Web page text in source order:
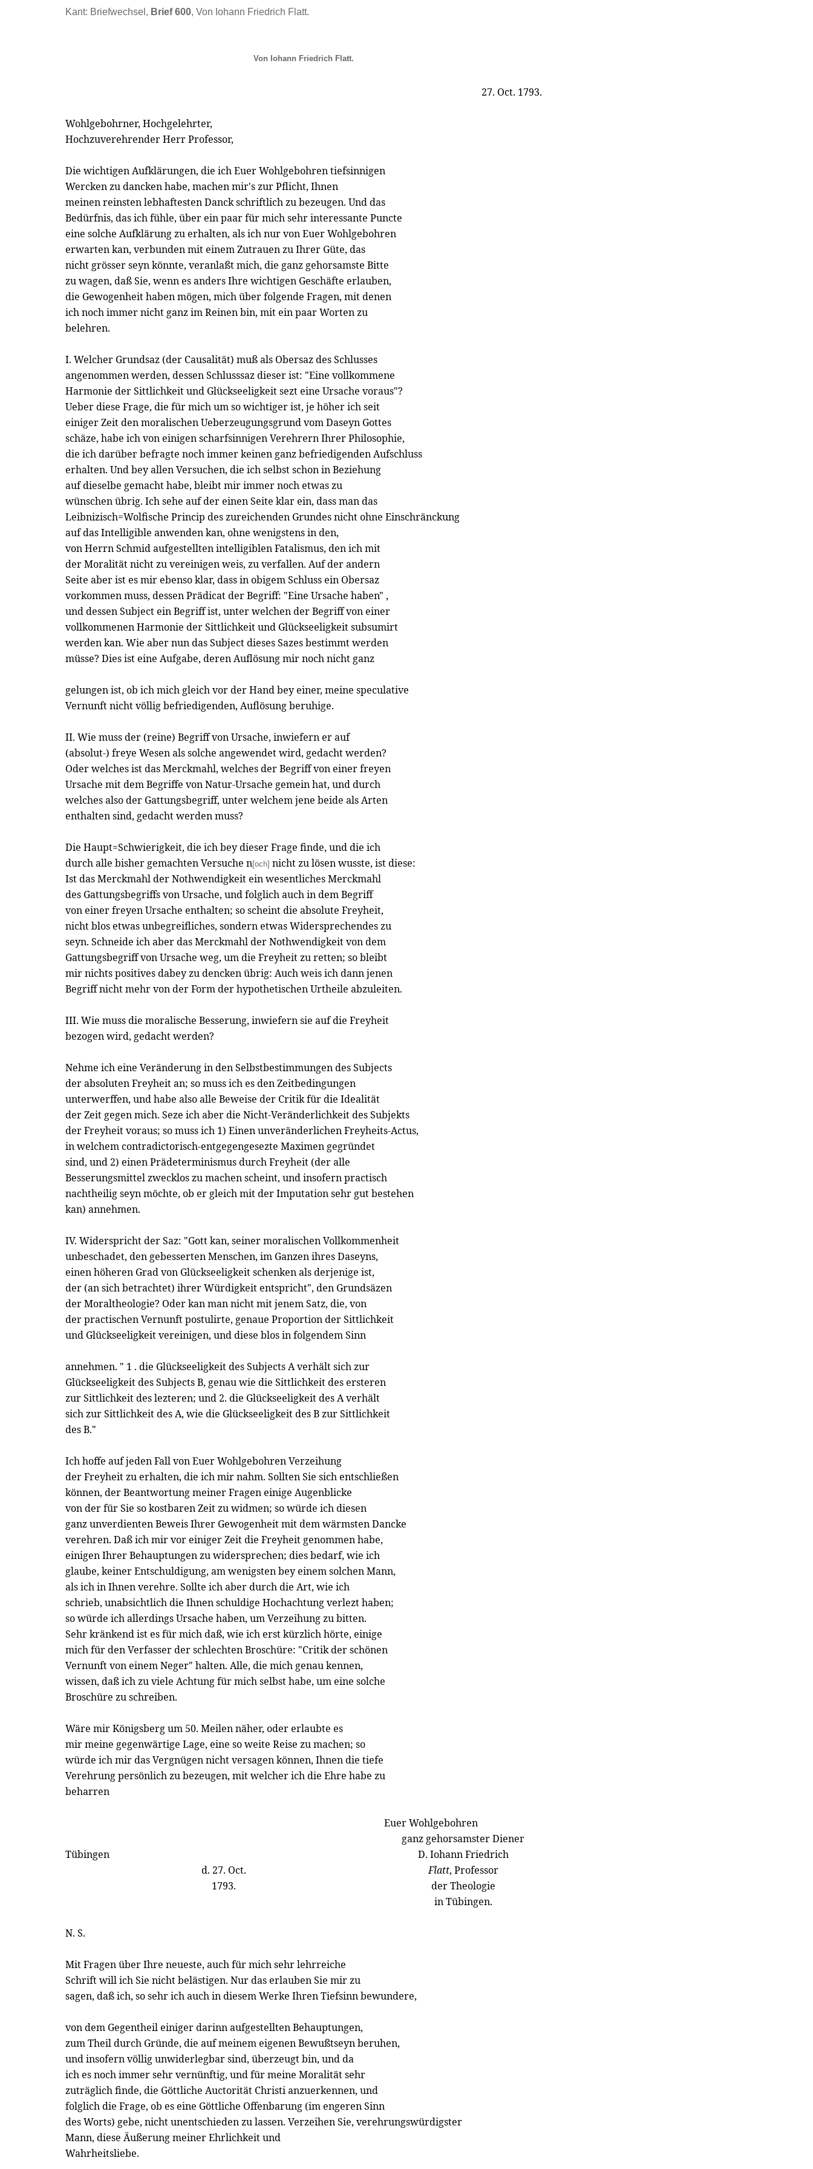
Kant: Briefwechsel, Brief 600, Von Iohann Friedrich Flatt.
Von Iohann Friedrich Flatt.
27. Oct. 1793.
Wohlgebohrner, Hochgelehrter,
Hochzuverehrender Herr Professor,
Die wichtigen Aufklärungen, die ich Euer Wohlgebohren tiefsinnigen
Wercken zu dancken habe, machen mir's zur Pflicht, Ihnen
meinen reinsten lebhaftesten Danck schriftlich zu bezeugen. Und das
Bedürfnis, das ich fühle, über ein paar für mich sehr interessante Puncte
eine solche Aufklärung zu erhalten, als ich nur von Euer Wohlgebohren
erwarten kan, verbunden mit einem Zutrauen zu Ihrer Güte, das
nicht grösser seyn könnte, veranlaßt mich, die ganz gehorsamste Bitte
zu wagen, daß Sie, wenn es anders Ihre wichtigen Geschäfte erlauben,
die Gewogenheit haben mögen, mich über folgende Fragen, mit denen
ich noch immer nicht ganz im Reinen bin, mit ein paar Worten zu
belehren.
I. Welcher Grundsaz (der Causalität) muß als Obersaz des Schlusses
angenommen werden, dessen Schlusssaz dieser ist: "Eine vollkommene
Harmonie der Sittlichkeit und Glückseeligkeit sezt eine Ursache voraus"?
Ueber diese Frage, die für mich um so wichtiger ist, je höher ich seit
einiger Zeit den moralischen Ueberzeugungsgrund vom Daseyn Gottes
schäze, habe ich von einigen scharfsinnigen Verehrern Ihrer Philosophie,
die ich darüber befragte noch immer keinen ganz befriedigenden Aufschluss
erhalten. Und bey allen Versuchen, die ich selbst schon in Beziehung
auf dieselbe gemacht habe, bleibt mir immer noch etwas zu
wünschen übrig. Ich sehe auf der einen Seite klar ein, dass man das
Leibnizisch=Wolfische Princip des zureichenden Grundes nicht ohne Einschränckung
auf das Intelligible anwenden kan, ohne wenigstens in den,
von Herrn Schmid aufgestellten intelligiblen Fatalismus, den ich mit
der Moralität nicht zu vereinigen weis, zu verfallen. Auf der andern
Seite aber ist es mir ebenso klar, dass in obigem Schluss ein Obersaz
vorkommen muss, dessen Prädicat der Begriff: "Eine Ursache haben" ,
und dessen Subject ein Begriff ist, unter welchen der Begriff von einer
vollkommenen Harmonie der Sittlichkeit und Glückseeligkeit subsumirt
werden kan. Wie aber nun das Subject dieses Sazes bestimmt werden
müsse? Dies ist eine Aufgabe, deren Auflösung mir noch nicht ganz
gelungen ist, ob ich mich gleich vor der Hand bey einer, meine speculative
Vernunft nicht völlig befriedigenden, Auflösung beruhige.
II. Wie muss der (reine) Begriff von Ursache, inwiefern er auf
(absolut-) freye Wesen als solche angewendet wird, gedacht werden?
Oder welches ist das Merckmahl, welches der Begriff von einer freyen
Ursache mit dem Begriffe von Natur-Ursache gemein hat, und durch
welches also der Gattungsbegriff, unter welchem jene beide als Arten
enthalten sind, gedacht werden muss?
Die Haupt=Schwierigkeit, die ich bey dieser Frage finde, und die ich
durch alle bisher gemachten Versuche n[och] nicht zu lösen wusste, ist diese:
Ist das Merckmahl der Nothwendigkeit ein wesentliches Merckmahl
des Gattungsbegriffs von Ursache, und folglich auch in dem Begriff
von einer freyen Ursache enthalten; so scheint die absolute Freyheit,
nicht blos etwas unbegreifliches, sondern etwas Widersprechendes zu
seyn. Schneide ich aber das Merckmahl der Nothwendigkeit von dem
Gattungsbegriff von Ursache weg, um die Freyheit zu retten; so bleibt
mir nichts positives dabey zu dencken übrig: Auch weis ich dann jenen
Begriff nicht mehr von der Form der hypothetischen Urtheile abzuleiten.
III. Wie muss die moralische Besserung, inwiefern sie auf die Freyheit
bezogen wird, gedacht werden?
Nehme ich eine Veränderung in den Selbstbestimmungen des Subjects
der absoluten Freyheit an; so muss ich es den Zeitbedingungen
unterwerffen, und habe also alle Beweise der Critik für die Idealität
der Zeit gegen mich. Seze ich aber die Nicht-Veränderlichkeit des Subjekts
der Freyheit voraus; so muss ich 1) Einen unveränderlichen Freyheits-Actus,
in welchem contradictorisch-entgegengesezte Maximen gegründet
sind, und 2) einen Prädeterminismus durch Freyheit (der alle
Besserungsmittel zwecklos zu machen scheint, und insofern practisch
nachtheilig seyn möchte, ob er gleich mit der Imputation sehr gut bestehen
kan) annehmen.
IV. Widerspricht der Saz: "Gott kan, seiner moralischen Vollkommenheit
unbeschadet, den gebesserten Menschen, im Ganzen ihres Daseyns,
einen höheren Grad von Glückseeligkeit schenken als derjenige ist,
der (an sich betrachtet) ihrer Würdigkeit entspricht", den Grundsäzen
der Moraltheologie? Oder kan man nicht mit jenem Satz, die, von
der practischen Vernunft postulirte, genaue Proportion der Sittlichkeit
und Glückseeligkeit vereinigen, und diese blos in folgendem Sinn
annehmen. " 1 . die Glückseeligkeit des Subjects A verhält sich zur
Glückseeligkeit des Subjects B, genau wie die Sittlichkeit des ersteren
zur Sittlichkeit des lezteren; und 2. die Glückseeligkeit des A verhält
sich zur Sittlichkeit des A, wie die Glückseeligkeit des B zur Sittlichkeit
des B."
Ich hoffe auf jeden Fall von Euer Wohlgebohren Verzeihung
der Freyheit zu erhalten, die ich mir nahm. Sollten Sie sich entschließen
können, der Beantwortung meiner Fragen einige Augenblicke
von der für Sie so kostbaren Zeit zu widmen; so würde ich diesen
ganz unverdienten Beweis Ihrer Gewogenheit mit dem wärmsten Dancke
verehren. Daß ich mir vor einiger Zeit die Freyheit genommen habe,
einigen Ihrer Behauptungen zu widersprechen; dies bedarf, wie ich
glaube, keiner Entschuldigung, am wenigsten bey einem solchen Mann,
als ich in Ihnen verehre. Sollte ich aber durch die Art, wie ich
schrieb, unabsichtlich die Ihnen schuldige Hochachtung verlezt haben;
so würde ich allerdings Ursache haben, um Verzeihung zu bitten.
Sehr kränkend ist es für mich daß, wie ich erst kürzlich hörte, einige
mich für den Verfasser der schlechten Broschüre: "Critik der schönen
Vernunft von einem Neger" halten. Alle, die mich genau kennen,
wissen, daß ich zu viele Achtung für mich selbst habe, um eine solche
Broschüre zu schreiben.
Wäre mir Königsberg um 50. Meilen näher, oder erlaubte es
mir meine gegenwärtige Lage, eine so weite Reise zu machen; so
würde ich mir das Vergnügen nicht versagen können, Ihnen die tiefe
Verehrung persönlich zu bezeugen, mit welcher ich die Ehre habe zu
beharren
Euer Wohlgebohren
ganz gehorsamster Diener
Tübingen
D. Iohann Friedrich
d. 27. Oct.
Flatt, Professor
1793.
der Theologie
in Tübingen.
N. S.
Mit Fragen über Ihre neueste, auch für mich sehr lehrreiche
Schrift will ich Sie nicht belästigen. Nur das erlauben Sie mir zu
sagen, daß ich, so sehr ich auch in diesem Werke Ihren Tiefsinn bewundere,
von dem Gegentheil einiger darinn aufgestellten Behauptungen,
zum Theil durch Gründe, die auf meinem eigenen Bewußtseyn beruhen,
und insofern völlig unwiderlegbar sind, überzeugt bin, und da
ich es noch immer sehr vernünftig, und für meine Moralität sehr
zuträglich finde, die Göttliche Auctorität Christi anzuerkennen, und
folglich die Frage, ob es eine Göttliche Offenbarung (im engeren Sinn
des Worts) gebe, nicht unentschieden zu lassen. Verzeihen Sie, verehrungswürdigster
Mann, diese Äußerung meiner Ehrlichkeit und
Wahrheitsliebe.